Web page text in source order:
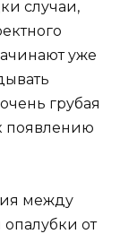
случаи,
уже
грубая
появлению
между
от